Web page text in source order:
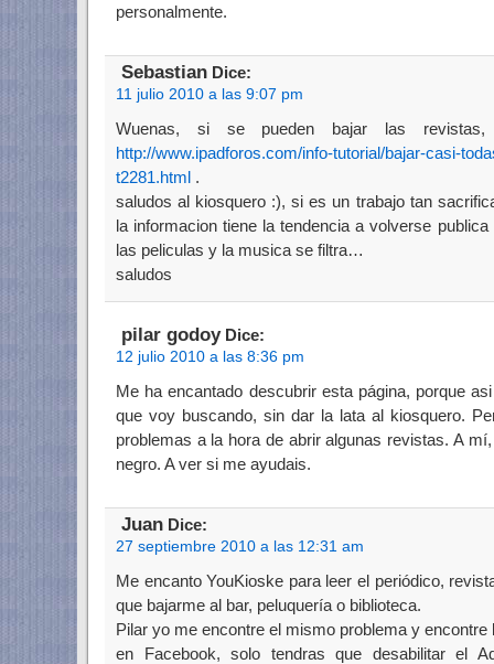
personalmente.
Sebastian Dice:
11 julio 2010 a las 9:07 pm
Wuenas, si se pueden bajar las
http://www.ipadforos.com/info-tutorial/bajar-casi-
t2281.html .
saludos al kiosquero :), si es un trabajo tan
la informacion tiene la tendencia a volverse
las peliculas y la musica se filtra…
saludos
pilar godoyDice:
12 julio 2010 a las 8:36 pm
Me ha encantado descubrir esta página, porque
que voy buscando, sin dar la lata al kiosquero.
problemas a la hora de abrir algunas revistas. A
negro. A ver si me ayudais.
Juan Dice:
27 septiembre 2010 a las 12:31 am
Me encanto YouKioske para leer el periódico,
que bajarme al bar, peluquería o biblioteca.
Pilar yo me encontre el mismo problema y encontre
en Facebook, solo tendras que desabilitar el